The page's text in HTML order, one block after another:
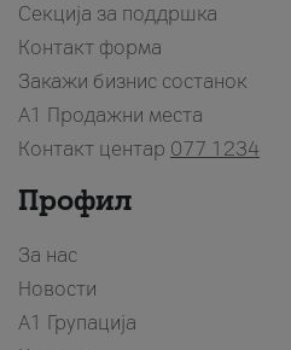
Секција за поддршка
Контакт форма
Закажи бизнис состанок
A1 Продажни места
Контакт центар 077 1234
Профил
За нас
Новости
А1 Групација